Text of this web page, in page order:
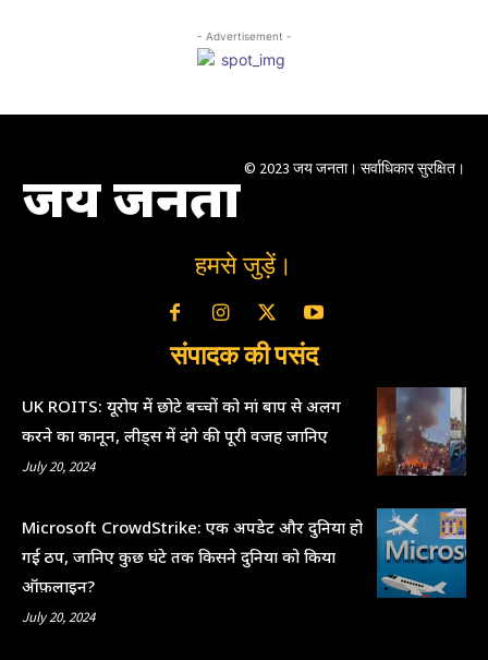
- Advertisement -
जय जनता © 2023 जय जनता। सर्वाधिकार सुरक्षित।
हमसे जुड़ें।
संपादक की पसंद
UK ROITS: यूरोप में छोटे बच्चों को मां बाप से अलग
करने का कानून, लीड्स में दंगे की पूरी वजह जानिए
July 20, 2024
Microsoft CrowdStrike: एक अपडेट और दुनिया हो
गई ठप, जानिए कुछ घंटे तक किसने दुनिया को किया
ऑफ़लाइन?
July 20, 2024